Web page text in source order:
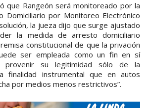
que Rangeón será monitoreado por la
Domiciliario por Monitoreo Electrónico
la jueza dijo que surge ajustado
la medida de arresto domiciliario
constitucional de que la privación
ser empleada como un fin en sí
provenir su legitimidad sólo de la
finalidad instrumental que en autos
por medios menos restrictivos”.